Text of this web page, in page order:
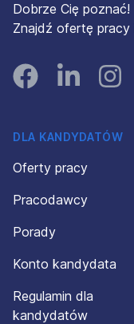
Dobrze Cię poznać!
Znajdź ofertę pracy
FacebookLinked In
DLA KANDYDATÓW
Oferty pracy
Pracodawcy
Porady
Konto kandydata
Regulamin dla
kandydatów